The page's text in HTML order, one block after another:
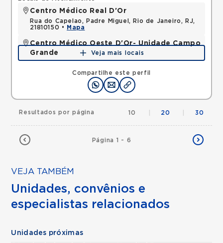
Compartilhe este perfil
Centro Médico Real D'Or
Rua do Capelao, Padre Miguel, Rio de Janeiro, RJ,
21810150 •
Mapa
Centro Médico Oeste D'Or- Unidade Campo
Grande
Rua Olinda Ellis, Campo Grande, Rio de Janeiro, RJ,
Mapa
Veja mais locais
Página 1 - 6
Resultados por página 10 20 30
VEJA TAMBÉM
Unidades, convênios e
especialistas relacionados
Unidades próximas